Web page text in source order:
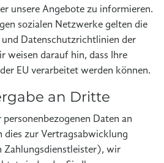
unsere Angebote zu informieren.
sozialen Netzwerke gelten die
Datenschutzrichtlinien der
weisen darauf hin, dass Ihre
EU verarbeitet werden können.
an Dritte
Daten an
zur Vertragsabwicklung
Zahlungsdienstleister), wir